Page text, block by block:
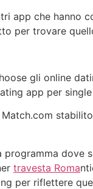
app che hanno
per trovare
gli online
app per
travesta Roma
per riflettere